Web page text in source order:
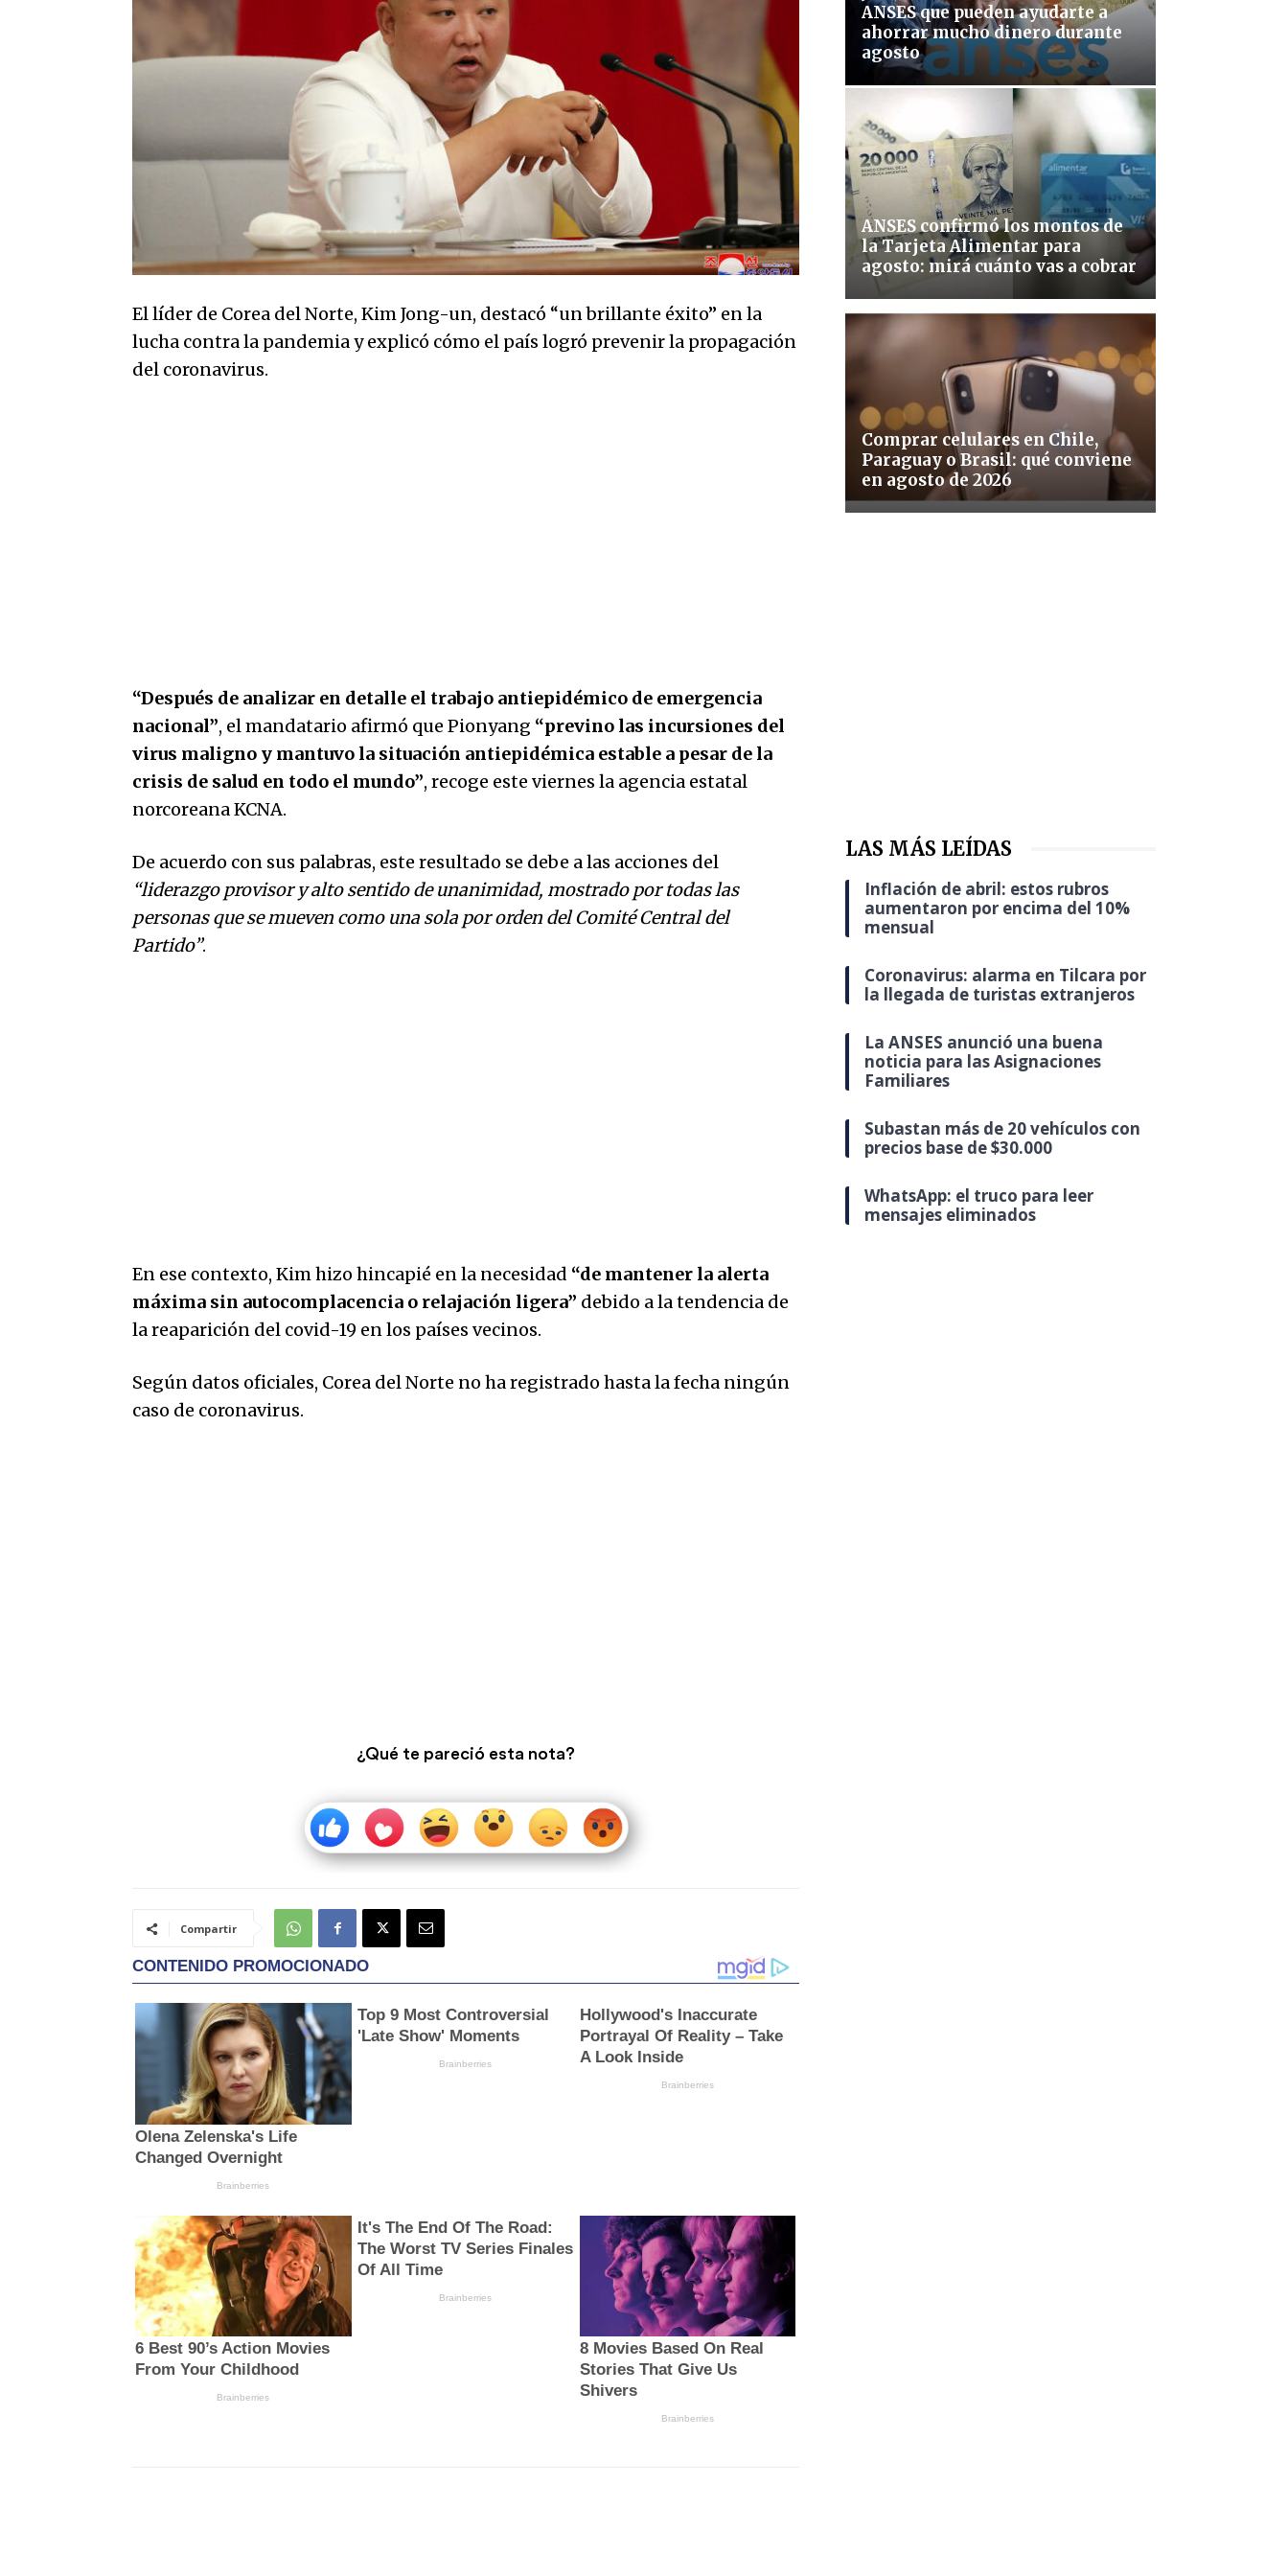
El líder de Corea del Norte, Kim Jong-un, destacó “un brillante éxito” en la
lucha contra la pandemia y explicó cómo el país logró prevenir la propagación
del coronavirus.
“Después de analizar en detalle el trabajo antiepidémico de emergencia
nacional”, el mandatario afirmó que Pionyang “previno las incursiones del
virus maligno y mantuvo la situación antiepidémica estable a pesar de la
crisis de salud en todo el mundo”, recoge este viernes la agencia estatal
norcoreana KCNA.
De acuerdo con sus palabras, este resultado se debe a las acciones del
“liderazgo provisor y alto sentido de unanimidad, mostrado por todas las
personas que se mueven como una sola por orden del Comité Central del
Partido”.
En ese contexto, Kim hizo hincapié en la necesidad “de mantener la alerta
máxima sin autocomplacencia o relajación ligera” debido a la tendencia de
la reaparición del covid-19 en los países vecinos.
Según datos oficiales, Corea del Norte no ha registrado hasta la fecha ningún
caso de coronavirus.
¿Qué te pareció esta nota?
Compartir
ANSES que pueden ayudarte a
ahorrar mucho dinero durante
agosto
ANSES confirmó los montos de
la Tarjeta Alimentar para
agosto: mirá cuánto vas a cobrar
Comprar celulares en Chile,
Paraguay o Brasil: qué conviene
en agosto de 2026
LAS MÁS LEÍDAS
Inflación de abril: estos rubros
aumentaron por encima del 10%
mensual
Coronavirus: alarma en Tilcara por
la llegada de turistas extranjeros
La ANSES anunció una buena
noticia para las Asignaciones
Familiares
Subastan más de 20 vehículos con
precios base de $30.000
WhatsApp: el truco para leer
mensajes eliminados